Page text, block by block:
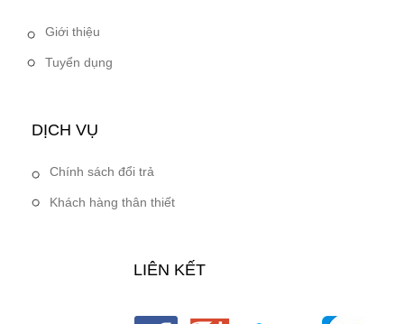
Giới thiệu
Tuyển dụng
DỊCH VỤ
Chính sách đổi trả
Khách hàng thân thiết
LIÊN KẾT